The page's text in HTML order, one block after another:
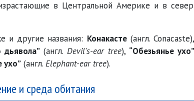
в Центральной Америке и в
и другие названия: Конакасте(англ. Conacaste),
дьявола”(англ.Devil's-ear tree), “Обезьянье ухо”
ухо”(англ. Elephant-ear tree).
и среда обитания